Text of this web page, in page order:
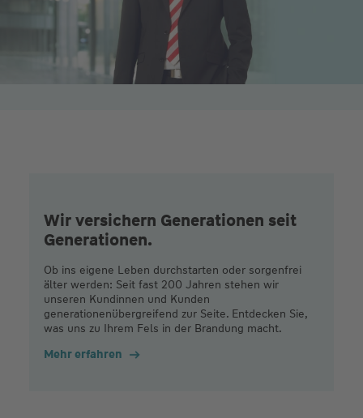
Wir versichern Generationen seit
Generationen.
Ob ins eigene Leben durchstarten oder sorgenfrei
älter werden: Seit fast 200 Jahren stehen wir
unseren Kundinnen und Kunden
generationenübergreifend zur Seite. Entdecken Sie,
was uns zu Ihrem Fels in der Brandung macht.
Mehr erfahren